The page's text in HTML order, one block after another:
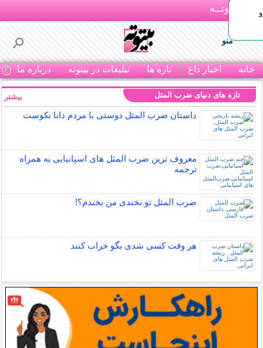
بـیتوتــه
منو
خانه اخبار داغ تازه ها تبلیغات در بیتوته درباره ما
تازه های دنیای ضرب المثل
داستان ضرب المثل دوستی با مردم دانا نكوست
معروف ترین ضرب المثل های اسپانیایی به همراه
ترجمه
ضرب المثل تو نخندی من بخندم؟!
هر وقت کسی شدی بگو خراب کنند
بیشتر